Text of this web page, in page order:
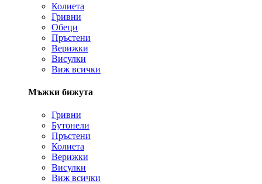
Колиета
Гривни
Обеци
Пръстени
Верижки
Висулки
Виж всички
Мъжки бижута
Гривни
Бутонели
Пръстени
Колиета
Верижки
Висулки
Виж всички